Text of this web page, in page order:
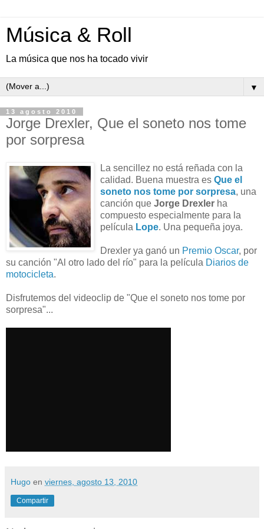
Música & Roll
La música que nos ha tocado vivir
▼
13 agosto 2010
Jorge Drexler, Que el soneto nos tome
por sorpresa
La sencillez no está reñada con la
calidad. Buena muestra es Que el
soneto nos tome por sorpresa, una
canción que Jorge Drexler ha
compuesto especialmente para la
película Lope. Una pequeña joya.
Drexler ya ganó un Premio Oscar, por
su canción "Al otro lado del río" para la película Diarios de
motocicleta.
Disfrutemos del videoclip de "Que el soneto nos tome por
sorpresa"...
Hugo en viernes, agosto 13, 2010
Compartir